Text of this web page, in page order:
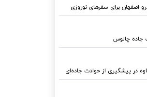
اصفهان برای سفرهای نوروزی
جاده چالوس